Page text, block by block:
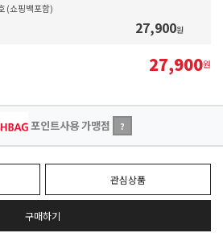
(쇼핑백포함)
27,900원
27,900원
포인트사용 가맹점 ?
관심상품
구매하기